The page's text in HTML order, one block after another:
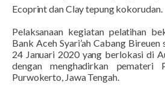
Ecoprint dan Clay tepung kokorudan.
Pelaksanaan kegiatan pelatihan
Bank Aceh Syari’ah Cabang
24 Januari 2020 yang berlokasi di
dengan menghadirkan pemateri
Purwokerto, Jawa Tengah.